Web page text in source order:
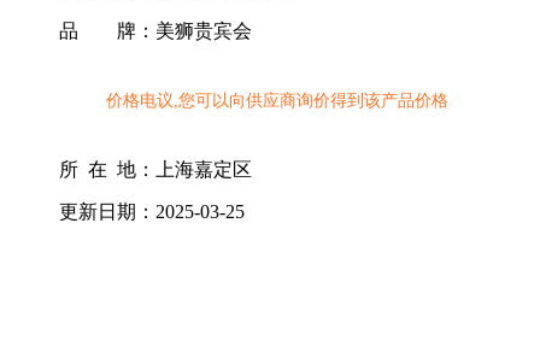
品 牌： 美狮贵宾会
价格电议,您可以向供应商询价得到该产品价格
所 在 地： 上海嘉定区
更新日期： 2025-03-25